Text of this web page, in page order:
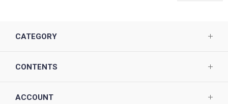
CATEGORY
CONTENTS
ACCOUNT